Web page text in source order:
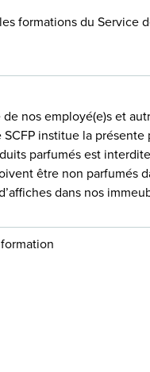
formations du Service
nos employé(e)s et
institue la
parfumés est
être non parfumés
dans nos